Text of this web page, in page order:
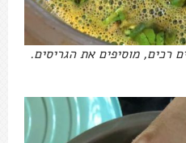
רכים, מוסיפים את הגריסים.